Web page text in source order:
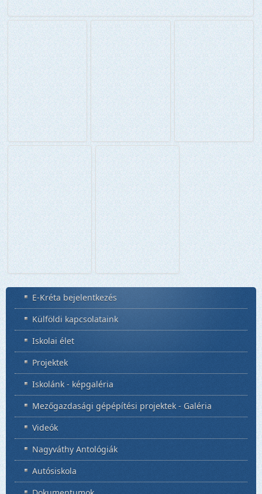
E-Kréta bejelentkezés
Külföldi kapcsolataink
Iskolai élet
Projektek
Iskolánk - képgaléria
Mezőgazdasági gépépítési projektek - Galéria
Videók
Nagyváthy Antológiák
Autósiskola